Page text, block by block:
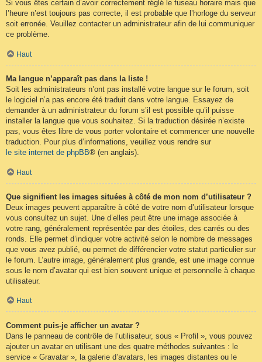
Si vous êtes certain d’avoir correctement réglé le fuseau horaire mais que
l’heure n’est toujours pas correcte, il est probable que l’horloge du serveur
soit erronée. Veuillez contacter un administrateur afin de lui communiquer
ce problème.
Haut
Ma langue n’apparaît pas dans la liste !
Soit les administrateurs n’ont pas installé votre langue sur le forum, soit
le logiciel n’a pas encore été traduit dans votre langue. Essayez de
demander à un administrateur du forum s’il est possible qu’il puisse
installer la langue que vous souhaitez. Si la traduction désirée n’existe
pas, vous êtes libre de vous porter volontaire et commencer une nouvelle
traduction. Pour plus d’informations, veuillez vous rendre sur
le site internet de phpBB® (en anglais).
Haut
Que signifient les images situées à côté de mon nom d’utilisateur ?
Deux images peuvent apparaître à côté de votre nom d’utilisateur lorsque
vous consultez un sujet. Une d’elles peut être une image associée à
votre rang, généralement représentée par des étoiles, des carrés ou des
ronds. Elle permet d’indiquer votre activité selon le nombre de messages
que vous avez publié, ou permet de différencier votre statut particulier sur
le forum. L’autre image, généralement plus grande, est une image connue
sous le nom d’avatar qui est bien souvent unique et personnelle à chaque
utilisateur.
Haut
Comment puis-je afficher un avatar ?
Dans le panneau de contrôle de l’utilisateur, sous « Profil », vous pouvez
ajouter un avatar en utilisant une des quatre méthodes suivantes : le
service « Gravatar », la galerie d’avatars, les images distantes ou le